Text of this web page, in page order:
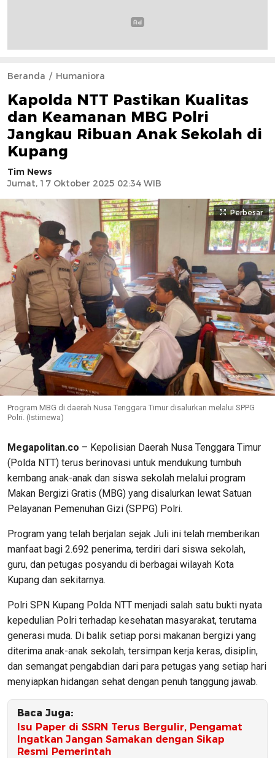
Beranda Humaniora
Kapolda NTT Pastikan Kualitas
dan Keamanan MBG Polri
Jangkau Ribuan Anak Sekolah di
Kupang
Tim News
Jumat, 17 Oktober 2025 02:34 WIB
Perbesar
Program MBG di daerah Nusa Tenggara Timur disalurkan melalui SPPG
Polri. (Istimewa)
Megapolitan.co – Kepolisian Daerah Nusa Tenggara Timur
(Polda NTT) terus berinovasi untuk mendukung tumbuh
kembang anak-anak dan siswa sekolah melalui program
Makan Bergizi Gratis (MBG) yang disalurkan lewat Satuan
Pelayanan Pemenuhan Gizi (SPPG) Polri.
Program yang telah berjalan sejak Juli ini telah memberikan
manfaat bagi 2.692 penerima, terdiri dari siswa sekolah,
guru, dan petugas posyandu di berbagai wilayah Kota
Kupang dan sekitarnya.
Polri SPN Kupang Polda NTT menjadi salah satu bukti nyata
kepedulian Polri terhadap kesehatan masyarakat, terutama
generasi muda. Di balik setiap porsi makanan bergizi yang
diterima anak-anak sekolah, tersimpan kerja keras, disiplin,
dan semangat pengabdian dari para petugas yang setiap hari
menyiapkan hidangan sehat dengan penuh tanggung jawab.
Baca Juga:
Isu Paper di SSRN Terus Bergulir, Pengamat
Ingatkan Jangan Samakan dengan Sikap
Resmi Pemerintah